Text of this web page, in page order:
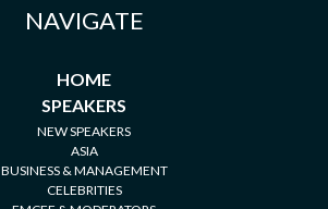
NAVIGATE
HOME
SPEAKERS
NEW SPEAKERS
ASIA
BUSINESS & MANAGEMENT
CELEBRITIES